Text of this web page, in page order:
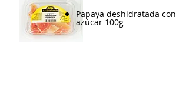
Papaya deshidratada con
azúcar 100g